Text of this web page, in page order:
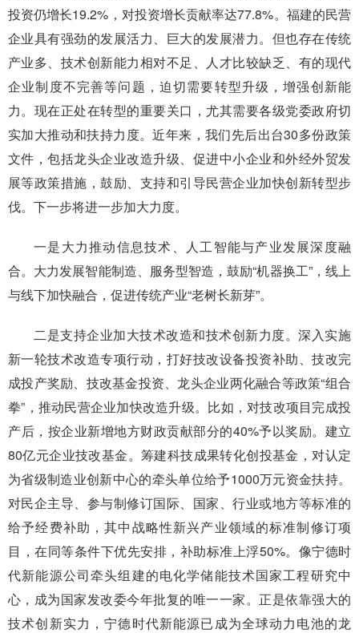
投资仍增长19.2%，对投资增长贡献率达77.8%。福建的民营
企业具有强劲的发展活力、巨大的发展潜力。但也存在传统
产业多、技术创新能力相对不足、人才比较缺乏、有的现代
企业制度不完善等问题，迫切需要转型升级，增强创新能
力。现在正处在转型的重要关口，尤其需要各级党委政府切
实加大推动和扶持力度。近年来，我们先后出台30多份政策
文件，包括龙头企业改造升级、促进中小企业和外经外贸发
展等政策措施，鼓励、支持和引导民营企业加快创新转型步
伐。下一步将进一步加大力度。
一是大力推动信息技术、人工智能与产业发展深度融
合。大力发展智能制造、服务型智造，鼓励“机器换工”，线上
与线下加快融合，促进传统产业“老树长新芽”。
二是支持企业加大技术改造和技术创新力度。深入实施
新一轮技术改造专项行动，打好技改设备投资补助、技改完
成投产奖励、技改基金投资、龙头企业两化融合等政策“组合
拳”，推动民营企业加快改造升级。比如，对技改项目完成投
产后，按企业新增地方财政贡献部分的40%予以奖励。建立
80亿元企业技改基金。筹建科技成果转化创投基金，对认定
为省级制造业创新中心的牵头单位给予1000万元资金扶持。
对民企主导、参与制修订国际、国家、行业或地方等标准的
给予经费补助，其中战略性新兴产业领域的标准制修订项
目，在同等条件下优先安排，补助标准上浮50%。像宁德时
代新能源公司牵头组建的电化学储能技术国家工程研究中
心，成为国家发改委今年批复的唯一一家。正是依靠强大的
技术创新实力，宁德时代新能源已成为全球动力电池的龙